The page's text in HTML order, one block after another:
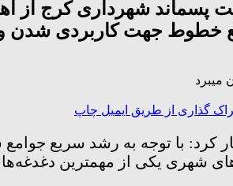
پسماند شهرداری کرج از
خطوط جهت کاربردی شدن و
گذاری از طریق ایمیل چاپ
با توجه به رشد سریع جوامع
شهری یکی از مهمترین